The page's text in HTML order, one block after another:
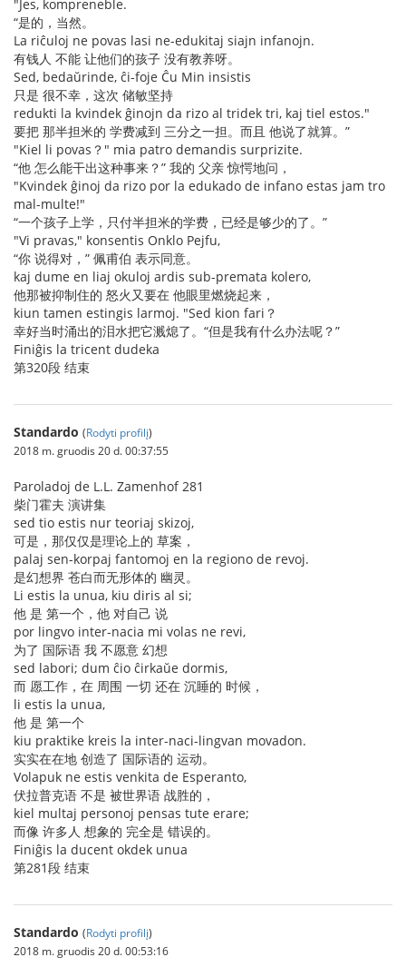
"Jes, kompreneble.
“是的，当然。
La riĉuloj ne povas lasi ne-edukitaj siajn infanojn.
有钱人 不能 让他们的孩子 没有教养呀。
Sed, bedaŭrinde, ĉi-foje Ĉu Min insistis
只是 很不幸，这次 储敏坚持
redukti la kvindek ĝinojn da rizo al tridek tri, kaj tiel estos."
要把 那半担米的 学费减到 三分之一担。而且 他说了就算。”
"Kiel li povas？" mia patro demandis surprizite.
“他 怎么能干出这种事来？” 我的 父亲 惊愕地问，
"Kvindek ĝinoj da rizo por la edukado de infano estas jam tro
mal-multe!"
“一个孩子上学，只付半担米的学费，已经是够少的了。”
"Vi pravas," konsentis Onklo Pejfu,
“你 说得对，” 佩甫伯 表示同意。
kaj dume en liaj okuloj ardis sub-premata kolero,
他那被抑制住的 怒火又要在 他眼里燃烧起来，
kiun tamen estingis larmoj. "Sed kion fari？
幸好当时涌出的泪水把它溅熄了。“但是我有什么办法呢？”
Finiĝis la tricent dudeka
第320段 结束
Standardo (Rodyti profilį)
2018 m. gruodis 20 d. 00:37:55
Paroladoj de L.L. Zamenhof 281
柴门霍夫 演讲集
sed tio estis nur teoriaj skizoj,
可是，那仅仅是理论上的 草案，
palaj sen-korpaj fantomoj en la regiono de revoj.
是幻想界 苍白而无形体的 幽灵。
Li estis la unua, kiu diris al si;
他 是 第一个，他 对自己 说
por lingvo inter-nacia mi volas ne revi,
为了 国际语 我 不愿意 幻想
sed labori; dum ĉio ĉirkaŭe dormis,
而 愿工作，在 周围 一切 还在 沉睡的 时候，
li estis la unua,
他 是 第一个
kiu praktike kreis la inter-naci-lingvan movadon.
实实在在地 创造了 国际语的 运动。
Volapuk ne estis venkita de Esperanto,
伏拉普克语 不是 被世界语 战胜的，
kiel multaj personoj pensas tute erare;
而像 许多人 想象的 完全是 错误的。
Finiĝis la ducent okdek unua
第281段 结束
Standardo (Rodyti profilį)
2018 m. gruodis 20 d. 00:53:16